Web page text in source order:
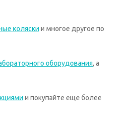
коляски и многое другое по
оборудования, а
и покупайте еще более